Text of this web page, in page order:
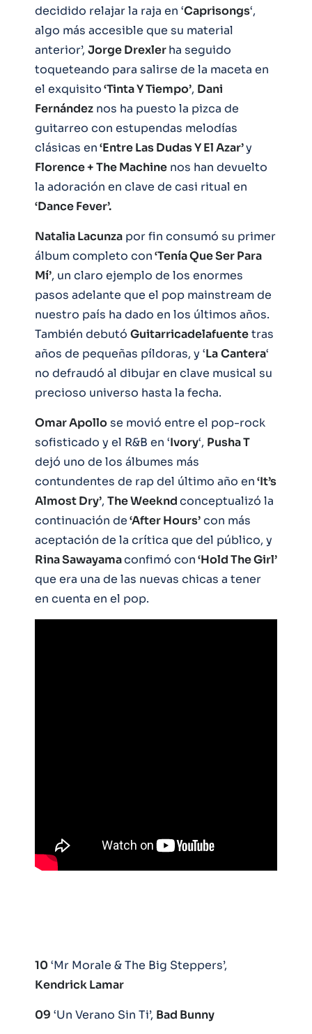
decidido relajar la raja en ‘Caprisongs‘,
algo más accesible que su material
anterior’, Jorge Drexlerha seguido
toqueteando para salirse de la maceta en
el exquisito‘Tinta Y Tiempo’, Dani
Fernández nos ha puesto la pizca de
guitarreo con estupendas melodías
clásicas en‘Entre Las Dudas Y El Azar’y
Florence + The Machine nos han devuelto
la adoración en clave de casi ritual en
‘Dance Fever’.
Natalia Lacunza por fin consumó su primer
álbum completo con‘Tenía Que Ser Para
Mí’, un claro ejemplo de los enormes
pasos adelante que el pop mainstream de
nuestro país ha dado en los últimos años.
También debutó Guitarricadelafuentetras
años de pequeñas píldoras, y ‘LaCantera‘
no defraudó al dibujar en clave musical su
precioso universo hasta la fecha.
Omar Apollose movió entre el pop-rock
sofisticado y el R&B en ‘Ivory‘, Pusha T
dejó uno de los álbumes más
contundentes de rap del último año en‘It’s
Almost Dry’, The Weekndconceptualizó la
continuación de‘After Hours’con más
aceptación de la crítica que del público, y
Rina Sawayamaconfimó con‘Hold The Girl’
que era una de las nuevas chicas a tener
en cuenta en el pop.
10 ‘Mr Morale & The Big Steppers’,
Kendrick Lamar
09 ‘Un Verano Sin Ti’, Bad Bunny